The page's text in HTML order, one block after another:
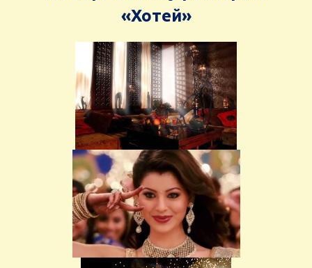
«Хотей»